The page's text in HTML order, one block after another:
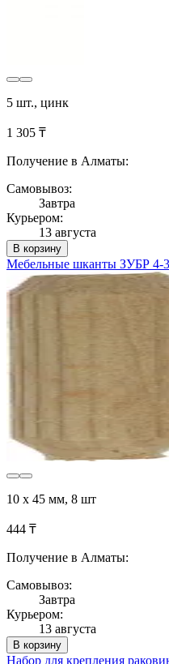
5 шт., цинк
1 305 ₸
Получение в Алматы:
Самовывоз:
Завтра
Курьером:
13 августа
В корзину
Мебельные шканты ЗУБР 4-
10 x 45 мм, 8 шт
444 ₸
Получение в Алматы:
Самовывоз:
Завтра
Курьером:
13 августа
В корзину
Набор для крепления